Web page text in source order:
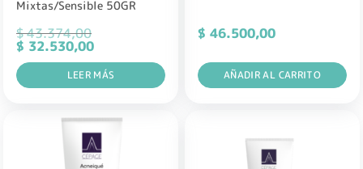
Mixtas/Sensible 50GR
$43.374,00
El
precio
original
era:
$ 43.374,00.
$ 32.530,00El
precio
actual
es:
$ 32.530,00.
LEER MÁS
$ 46.500,00
AÑADIR AL CARRITO